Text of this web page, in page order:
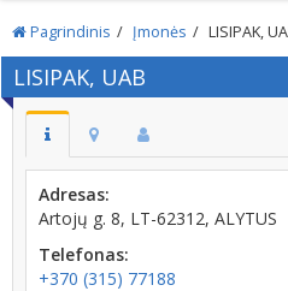
Pagrindinis Įmonės LISIPAK,
LISIPAK, UAB
Adresas:
Artojų g. 8, LT-62312, ALYTUS
Telefonas:
+370 (315) 77188